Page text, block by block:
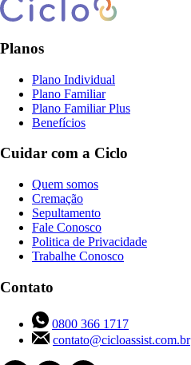
Planos
Plano Individual
Plano Familiar
Plano Familiar Plus
Benefícios
Cuidar com a Ciclo
Quem somos
Cremação
Sepultamento
Fale Conosco
Politica de Privacidade
Trabalhe Conosco
Contato
0800 366 1717
contato@cicloassist.com.br